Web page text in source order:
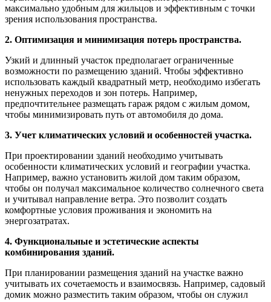
максимально удобным для жильцов и эффективным с точки
зрения использования пространства.
2. Оптимизация и минимизация потерь пространства.
Узкий и длинный участок предполагает ограниченные
возможности по размещению зданий. Чтобы эффективно
использовать каждый квадратный метр, необходимо избегать
ненужных переходов и зон потерь. Например,
предпочтительнее размещать гараж рядом с жилым домом,
чтобы минимизировать путь от автомобиля до дома.
3. Учет климатических условий и особенностей участка.
При проектировании зданий необходимо учитывать
особенности климатических условий и географии участка.
Например, важно установить жилой дом таким образом,
чтобы он получал максимальное количество солнечного света
и учитывал направление ветра. Это позволит создать
комфортные условия проживания и экономить на
энергозатратах.
4. Функциональные и эстетические аспекты
комбинирования зданий.
При планировании размещения зданий на участке важно
учитывать их сочетаемость и взаимосвязь. Например, садовый
домик можно разместить таким образом, чтобы он служил